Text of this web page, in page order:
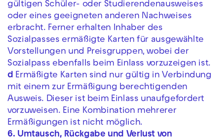
gültigen Schüler- oder Studierendenausweises
oder eines geeigneten anderen Nachweises
erbracht. Ferner erhalten Inhaber des
Sozialpasses ermäßigte Karten für ausgewählte
Vorstellungen und Preisgruppen, wobei der
Sozialpass ebenfalls beim Einlass vorzuzeigen ist.
d Ermäßigte Karten sind nur gültig in Verbindung
mit einem zur Ermäßigung berechtigenden
Ausweis. Dieser ist beim Einlass unaufgefordert
vorzuweisen. Eine Kombination mehrerer
Ermäßigungen ist nicht möglich.
6. Umtausch, Rückgabe und Verlust von